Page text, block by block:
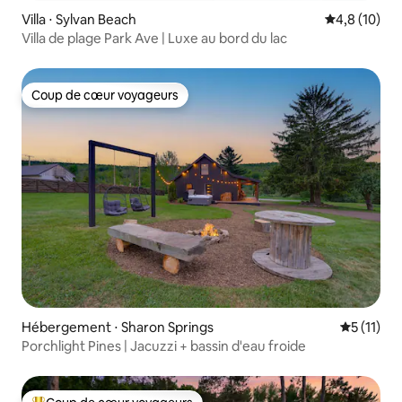
Villa ⋅ Sylvan Beach Évaluation
4,8 (10)
Villa de plage Park Ave | Luxe au bord du lac
Coup de cœur voyageurs
Coup de cœur voyageurs
Hébergement ⋅ Sharon Springs
5 (11)
Porchlight Pines | Jacuzzi + bassin d'eau froide